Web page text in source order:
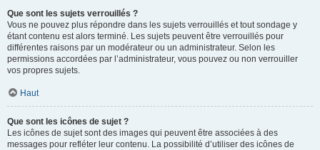
Que sont les sujets verrouillés ?
Vous ne pouvez plus répondre dans les sujets verrouillés et tout sondage y
étant contenu est alors terminé. Les sujets peuvent être verrouillés pour
différentes raisons par un modérateur ou un administrateur. Selon les
permissions accordées par l’administrateur, vous pouvez ou non verrouiller
vos propres sujets.
Haut
Que sont les icônes de sujet ?
Les icônes de sujet sont des images qui peuvent être associées à des
messages pour refléter leur contenu. La possibilité d’utiliser des icônes de